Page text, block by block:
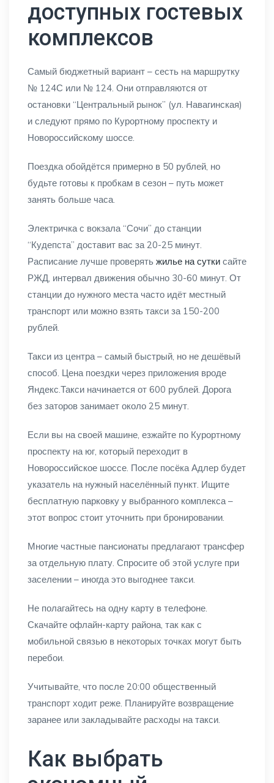
доступных гостевых
комплексов
Самый бюджетный вариант – сесть на маршрутку
№ 124С или № 124. Они отправляются от
остановки “Центральный рынок” (ул. Навагинская)
и следуют прямо по Курортному проспекту и
Новороссийскому шоссе.
Поездка обойдётся примерно в 50 рублей, но
будьте готовы к пробкам в сезон – путь может
занять больше часа.
Электричка с вокзала “Сочи” до станции
“Кудепста” доставит вас за 20-25 минут.
Расписание лучше проверять жилье на сутки сайте
РЖД, интервал движения обычно 30-60 минут. От
станции до нужного места часто идёт местный
транспорт или можно взять такси за 150-200
рублей.
Такси из центра – самый быстрый, но не дешёвый
способ. Цена поездки через приложения вроде
Яндекс.Такси начинается от 600 рублей. Дорога
без заторов занимает около 25 минут.
Если вы на своей машине, езжайте по Курортному
проспекту на юг, который переходит в
Новороссийское шоссе. После посёка Адлер будет
указатель на нужный населённый пункт. Ищите
бесплатную парковку у выбранного комплекса –
этот вопрос стоит уточнить при бронировании.
Многие частные пансионаты предлагают трансфер
за отдельную плату. Спросите об этой услуге при
заселении – иногда это выгоднее такси.
Не полагайтесь на одну карту в телефоне.
Скачайте офлайн-карту района, так как с
мобильной связью в некоторых точках могут быть
перебои.
Учитывайте, что после 20:00 общественный
транспорт ходит реже. Планируйте возвращение
заранее или закладывайте расходы на такси.
Как выбрать